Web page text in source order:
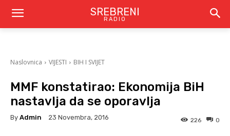
SREBRENI
RADIO
Naslovnica VIJESTI BIH I SVIJET
MMF konstatirao: Ekonomija BiH
nastavlja da se oporavlja
By Admin 23 Novembra, 2016 0
226